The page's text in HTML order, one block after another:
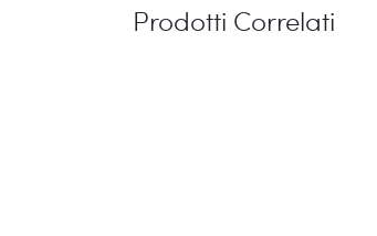
Prodotti Correlati